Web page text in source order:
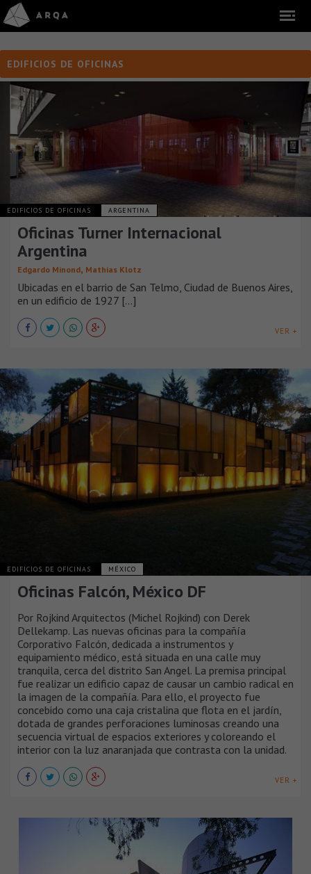
EDIFICIOS DE OFICINAS
EDIFICIOS DE OFICINAS ARGENTINA
Oficinas Turner Internacional
Argentina
Edgardo Minond, Mathias Klotz
Ubicadas en el barrio de San Telmo, Ciudad de Buenos Aires,
en un edificio de 1927 [...]
VER +
EDIFICIOS DE OFICINAS MÉXICO
Oficinas Falcón, México DF
Por Rojkind Arquitectos (Michel Rojkind) con Derek
Dellekamp. Las nuevas oficinas para la compañía
Corporativo Falcón, dedicada a instrumentos y
equipamiento médico, está situada en una calle muy
tranquila, cerca del distrito San Angel. La premisa principal
fue realizar un edificio capaz de causar un cambio radical en
la imagen de la compañía. Para ello, el proyecto fue
concebido como una caja cristalina que flota en el jardín,
dotada de grandes perforaciones luminosas creando una
secuencia virtual de espacios exteriores y coloreando el
interior con la luz anaranjada que contrasta con la unidad.
VER +